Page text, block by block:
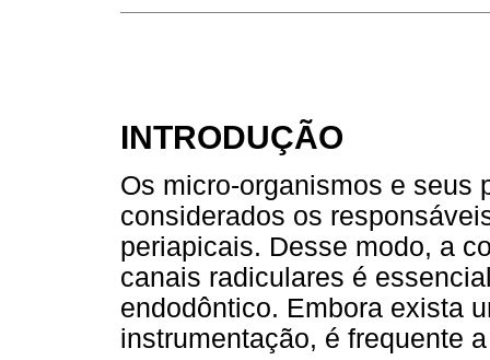
INTRODUÇÃO
Os micro-organismos e seus
considerados os
periapicais. Desse modo, a
canais radiculares é
endodôntico. Embora exista
instrumentação, é frequente